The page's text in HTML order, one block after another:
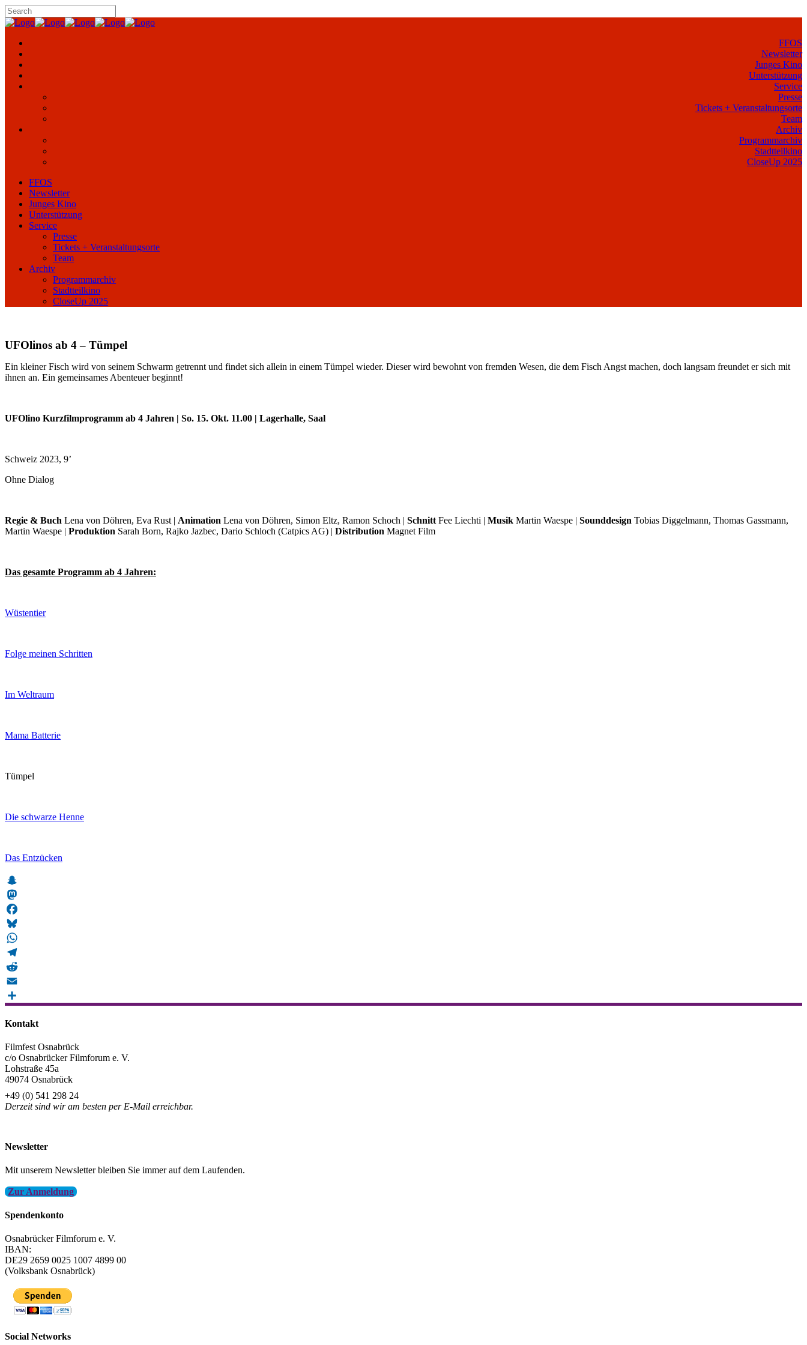
FFOS
Newsletter
Junges Kino
Unterstützung
Service
Presse
Tickets + Veranstaltungsorte
Team
Archiv
Programmarchiv
Stadtteilkino
CloseUp 2025
FFOS
Newsletter
Junges Kino
Unterstützung
Service
Presse
Tickets + Veranstaltungsorte
Team
Archiv
Programmarchiv
Stadtteilkino
CloseUp 2025
UFOlinos ab 4 – Tümpel
Ein kleiner Fisch wird von seinem Schwarm getrennt und findet sich allein in einem Tümpel wieder. Dieser wird bewohnt von fremden Wesen, die dem Fisch Angst machen, doch langsam freundet er sich mit
ihnen an. Ein gemeinsames Abenteuer beginnt!
UFOlino Kurzfilmprogramm ab 4 Jahren | So. 15. Okt. 11.00 | Lagerhalle, Saal
Schweiz 2023, 9’
Ohne Dialog
Regie & Buch Lena von Döhren, Eva Rust | Animation Lena von Döhren, Simon Eltz, Ramon Schoch | Schnitt Fee Liechti | Musik Martin Waespe | Sounddesign Tobias Diggelmann, Thomas Gassmann,
Martin Waespe | Produktion Sarah Born, Rajko Jazbec, Dario Schloch (Catpics AG) | Distribution Magnet Film
Das gesamte Programm ab 4 Jahren:
Wüstentier
Folge meinen Schritten
Im Weltraum
Mama Batterie
Tümpel
Die schwarze Henne
Das Entzücken
Snapchat
Mastodon
Facebook
Bluesky
WhatsApp
Telegram
Reddit
Email
Kontakt
Filmfest Osnabrück
c/o Osnabrücker Filmforum e. V.
Lohstraße 45a
49074 Osnabrück
+49 (0) 541 298 24
Derzeit sind wir am besten per E-Mail erreichbar.
Newsletter
Mit unserem Newsletter bleiben Sie immer auf dem Laufenden.
Zur Anmeldung
Spendenkonto
Osnabrücker Filmforum e. V.
IBAN:
DE29 2659 0025 1007 4899 00
(Volksbank Osnabrück)
Social Networks